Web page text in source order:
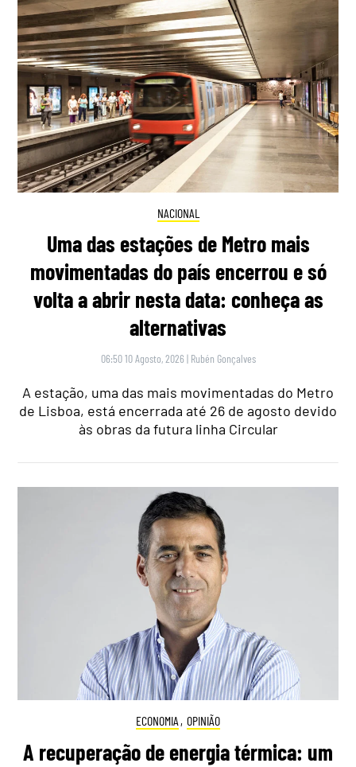
NACIONAL
Uma das estações de Metro mais
movimentadas do país encerrou e só
volta a abrir nesta data: conheça as
alternativas
06:50 10 Agosto, 2026 | Rubén Gonçalves
A estação, uma das mais movimentadas do Metro
de Lisboa, está encerrada até 26 de agosto devido
às obras da futura linha Circular
ECONOMIA , OPINIÃO
A recuperação de energia térmica: um